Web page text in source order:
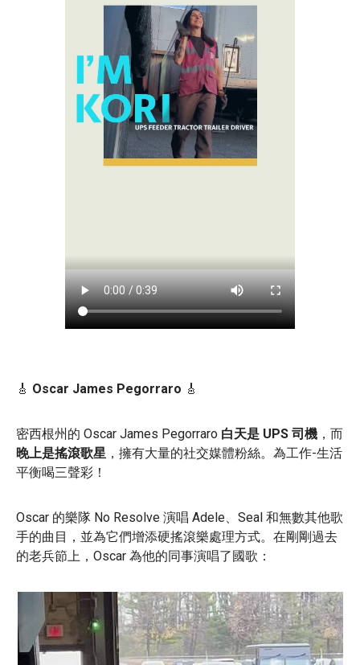
🎸 Oscar James Pegorraro 🎸
密西根州的 Oscar James Pegorraro 白天是 UPS 司機 ，而
晚上是搖滾歌星 ，擁有大量的社交媒體粉絲。為工作-生活
平衡喝三聲彩！
Oscar 的樂隊 No Resolve 演唱 Adele、Seal 和無數其他歌
手的曲目，並為它們增添硬搖滾樂處理方式。在剛剛過去
的老兵節上，Oscar 為他的同事演唱了國歌：